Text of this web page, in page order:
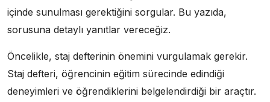
içinde sunulması gerektiğini sorgular. Bu yazıda,
sorusuna detaylı yanıtlar vereceğiz.
Öncelikle, staj defterinin önemini vurgulamak gerekir.
Staj defteri, öğrencinin eğitim sürecinde edindiği
deneyimleri ve öğrendiklerini belgelendirdiği bir araçtır.